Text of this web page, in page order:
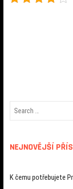
NEJNOVĚJŠÍ
K čemu potřebujete